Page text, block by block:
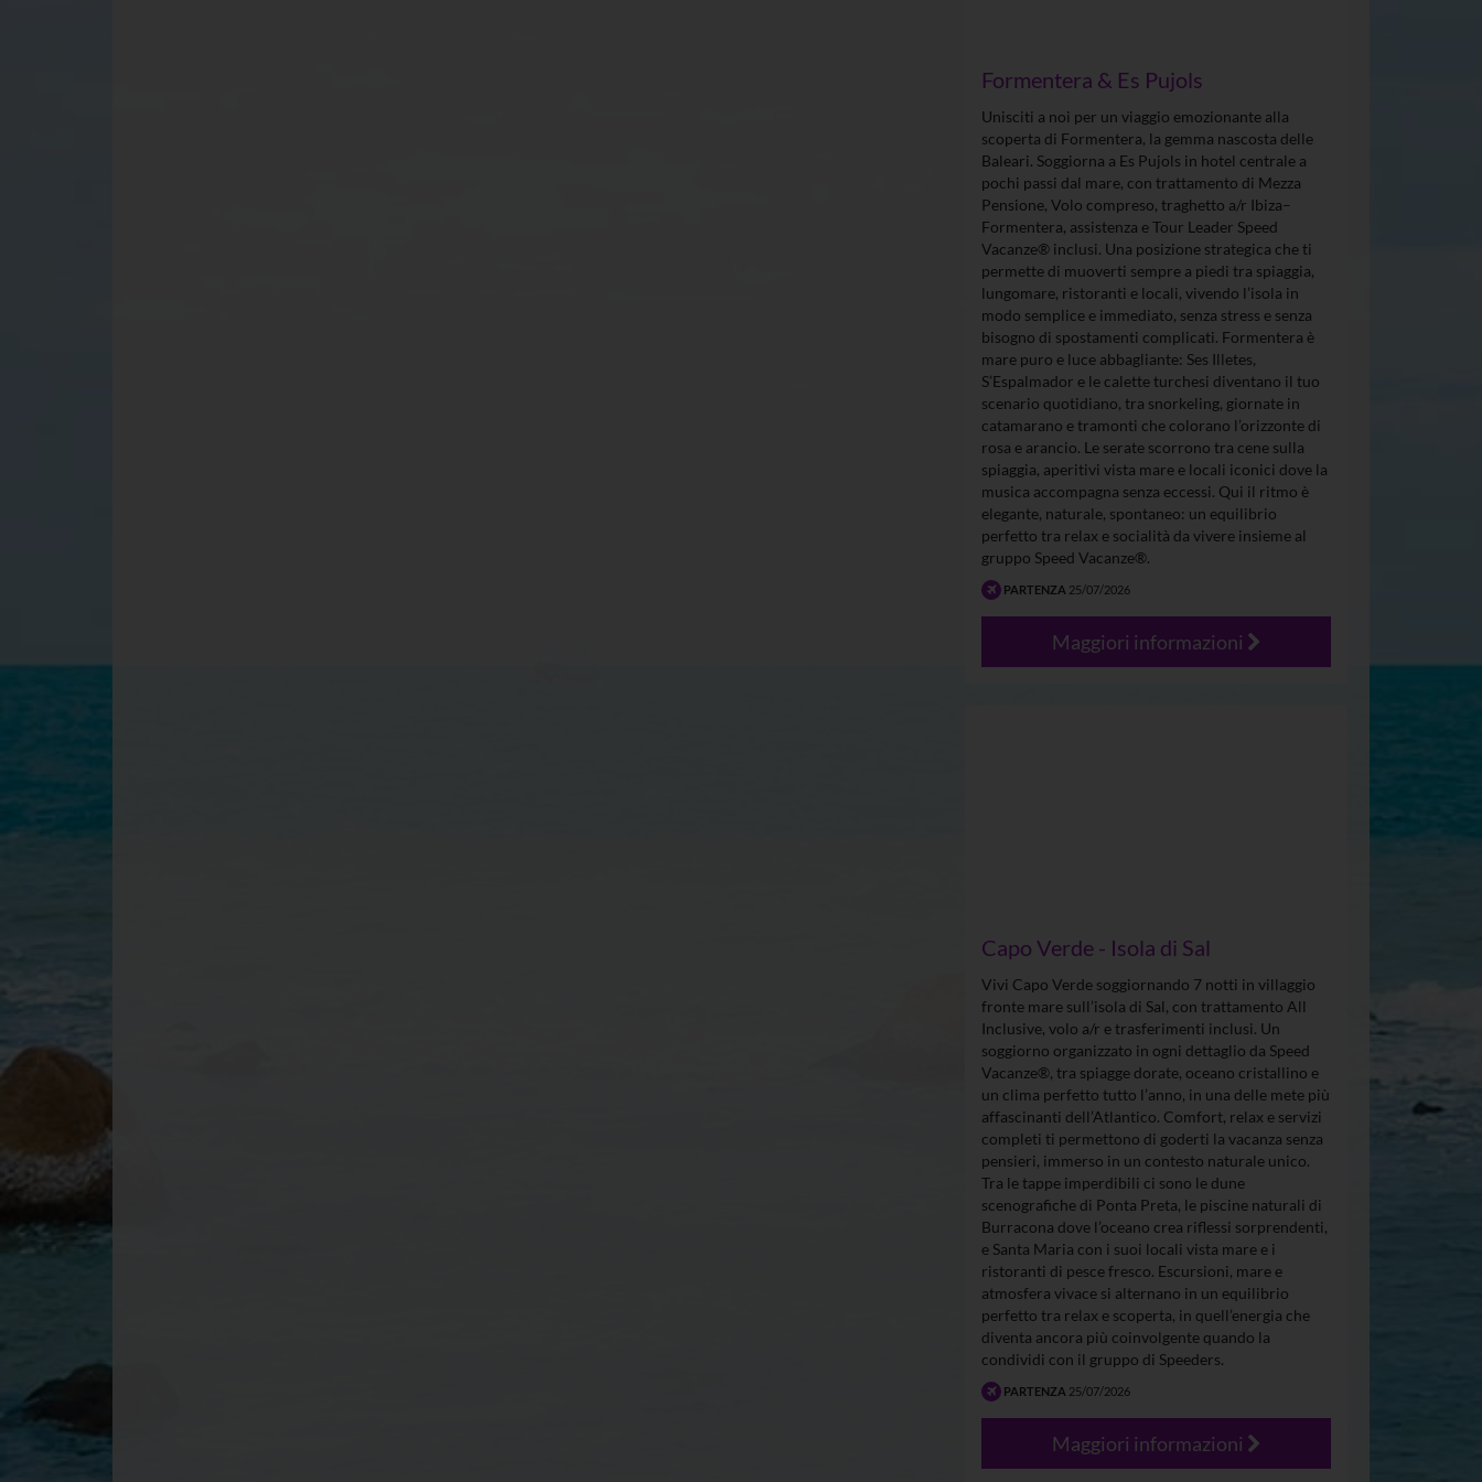
Formentera & Es Pujols
Unisciti a noi per un viaggio emozionante alla
scoperta di Formentera, la gemma nascosta delle
Baleari. Soggiorna a Es Pujols in hotel centrale a
pochi passi dal mare, con trattamento di Mezza
Pensione, Volo compreso, traghetto a/r Ibiza–
Formentera, assistenza e Tour Leader Speed
Vacanze® inclusi. Una posizione strategica che ti
permette di muoverti sempre a piedi tra spiaggia,
lungomare, ristoranti e locali, vivendo l’isola in
modo semplice e immediato, senza stress e senza
bisogno di spostamenti complicati. Formentera è
mare puro e luce abbagliante: Ses Illetes,
S’Espalmador e le calette turchesi diventano il tuo
scenario quotidiano, tra snorkeling, giornate in
catamarano e tramonti che colorano l’orizzonte di
rosa e arancio. Le serate scorrono tra cene sulla
spiaggia, aperitivi vista mare e locali iconici dove la
musica accompagna senza eccessi. Qui il ritmo è
elegante, naturale, spontaneo: un equilibrio
perfetto tra relax e socialità da vivere insieme al
gruppo Speed Vacanze®.
PARTENZA 25/07/2026
Maggiori informazioni
Capo Verde - Isola di Sal
Vivi Capo Verde soggiornando 7 notti in villaggio
fronte mare sull’isola di Sal, con trattamento All
Inclusive, volo a/r e trasferimenti inclusi. Un
soggiorno organizzato in ogni dettaglio da Speed
Vacanze®, tra spiagge dorate, oceano cristallino e
un clima perfetto tutto l’anno, in una delle mete più
affascinanti dell’Atlantico. Comfort, relax e servizi
completi ti permettono di goderti la vacanza senza
pensieri, immerso in un contesto naturale unico.
Tra le tappe imperdibili ci sono le dune
scenografiche di Ponta Preta, le piscine naturali di
Burracona dove l’oceano crea riflessi sorprendenti,
e Santa Maria con i suoi locali vista mare e i
ristoranti di pesce fresco. Escursioni, mare e
atmosfera vivace si alternano in un equilibrio
perfetto tra relax e scoperta, in quell’energia che
diventa ancora più coinvolgente quando la
condividi con il gruppo di Speeders.
PARTENZA 25/07/2026
Maggiori informazioni